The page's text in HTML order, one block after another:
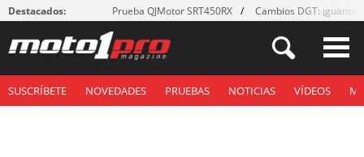
Destacados: Prueba QJMotor SRT450RX Cambios DGT: ¡guantes!
SUSCRÍBETE NOVEDADES PRUEBAS NOTICIAS VÍDEOS